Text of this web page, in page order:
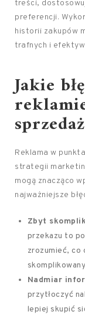
treści,
preferencji.
historii zakupów
trafnych i
Jakie
Reklama w
strategii
mogą znacząco
najważniejsze
Zbyt
przekazu to
zrozumieć, co
Nadmiar
przytłoczyć
lepiej skupić